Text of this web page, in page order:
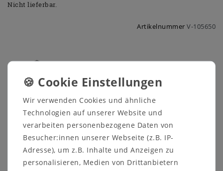
Nicht lieferbar.
Artikelnummer V-105650
einkaufen
Versand
Beschreibung
Technische Daten
Wir verwenden Cookies und ähnliche
Technologien auf unserer Website und
verarbeiten personenbezogene Daten von
Besucher:innen unserer Webseite (z.B. IP-
Adresse), um z.B. Inhalte und Anzeigen zu
personalisieren, Medien von Drittanbietern